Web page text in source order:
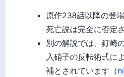
原作238話以降の登
死亡説は完全に否定
別の解説では、釘崎
入硝子の反転術式に
補とされています（